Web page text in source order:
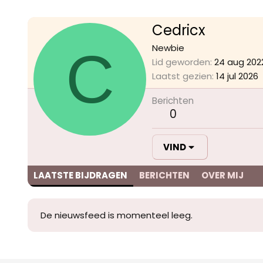
C
Cedricx
Newbie
Lid geworden 24 aug
Laatst gezien 14 jul 2026
Berichten
0
VIND
LAATSTE BIJDRAGEN BERICHTEN OVER MIJ
De nieuwsfeed is momenteel leeg.